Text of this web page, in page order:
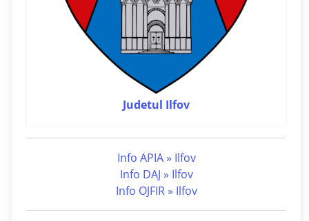
Judetul Ilfov
Info APIA » Ilfov
Info DAJ » Ilfov
Info OJFIR » Ilfov